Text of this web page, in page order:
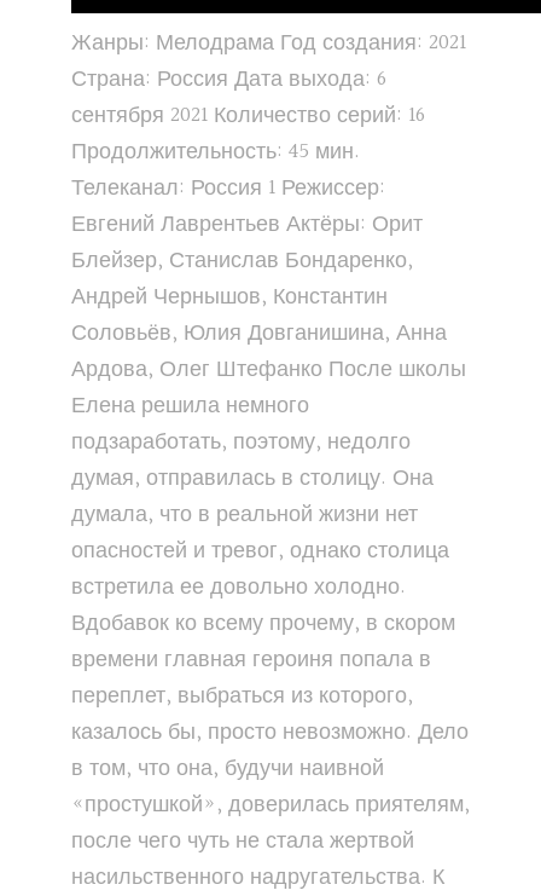
Жанры: Мелодрама Год создания: 2021
Страна: Россия Дата выхода: 6
сентября 2021 Количество серий: 16
Продолжительность: 45 мин.
Телеканал: Россия 1 Режиссер:
Евгений Лаврентьев Актёры: Орит
Блейзер, Станислав Бондаренко,
Андрей Чернышов, Константин
Соловьёв, Юлия Довганишина, Анна
Ардова, Олег Штефанко После школы
Елена решила немного
подзаработать, поэтому, недолго
думая, отправилась в столицу. Она
думала, что в реальной жизни нет
опасностей и тревог, однако столица
встретила ее довольно холодно.
Вдобавок ко всему прочему, в скором
времени главная героиня попала в
переплет, выбраться из которого,
казалось бы, просто невозможно. Дело
в том, что она, будучи наивной
«простушкой», доверилась приятелям,
после чего чуть не стала жертвой
насильственного надругательства. К